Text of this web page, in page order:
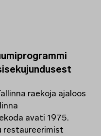
raekoja ajaloos
avati 1975.
restaureerimist